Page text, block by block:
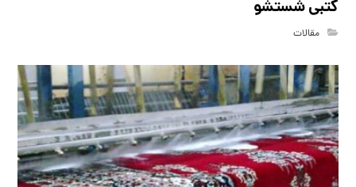
کتبی شستشو
مقالات